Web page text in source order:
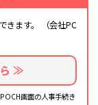
きます。
（会社PC
ら ≫
画面の人事手続き